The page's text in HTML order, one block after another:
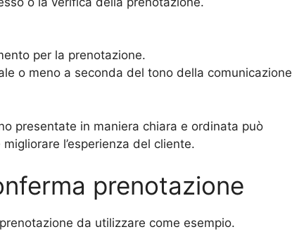
per la prenotazione.
o meno a seconda del tono della comunicazione
presentate in maniera chiara e ordinata può
l’esperienza del cliente.
prenotazione
da utilizzare come esempio.